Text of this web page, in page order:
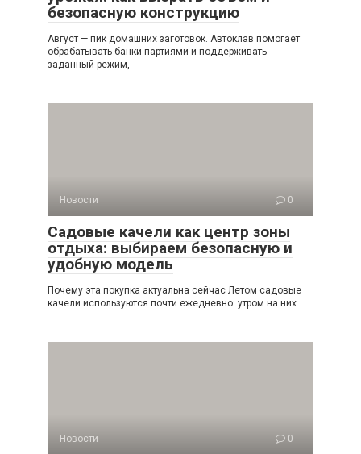
безопасную конструкцию
Август — пик домашних заготовок. Автоклав помогает
обрабатывать банки партиями и поддерживать
заданный режим,
Новости 0
Садовые качели как центр зоны
отдыха: выбираем безопасную и
удобную модель
Почему эта покупка актуальна сейчас Летом садовые
качели используются почти ежедневно: утром на них
Новости 0